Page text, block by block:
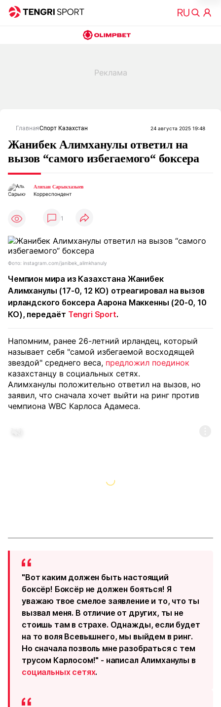
ГлавнаяСпорт Казахстан 24 августа 2025 19:48
Жанибек Алимханулы ответил на
вызов “самого избегаемого“ боксера
Алихан Сарыкхазыев
Корреспондент
1
Фото: instagram.com/janibek_alimkhanuly
Чемпион мира из Казахстана Жанибек
Алимханулы (17-0, 12 КО) отреагировал на вызов
ирландского боксера Аарона Маккенны (20-0, 10
КО), передаёт Tengri Sport.
Напомним, ранее 26-летний ирландец, который
называет себя "самой избегаемой восходящей
звездой" среднего веса, предложил поединок
казахстанцу в социальных сетях.
Алимханулы положительно ответил на вызов, но
заявил, что сначала хочет выйти на ринг против
чемпиона WBC Карлоса Адамеса.
"Вот каким должен быть настоящий
боксёр! Боксёр не должен бояться! Я
уважаю твое смелое заявление и то, что ты
вызвал меня. В отличие от других, ты не
стоишь там в страхе. Однажды, если будет
на то воля Всевышнего, мы выйдем в ринг.
Но сначала позволь мне разобраться с тем
трусом Карлосом!" - написал Алимханулы в
социальных сетях.